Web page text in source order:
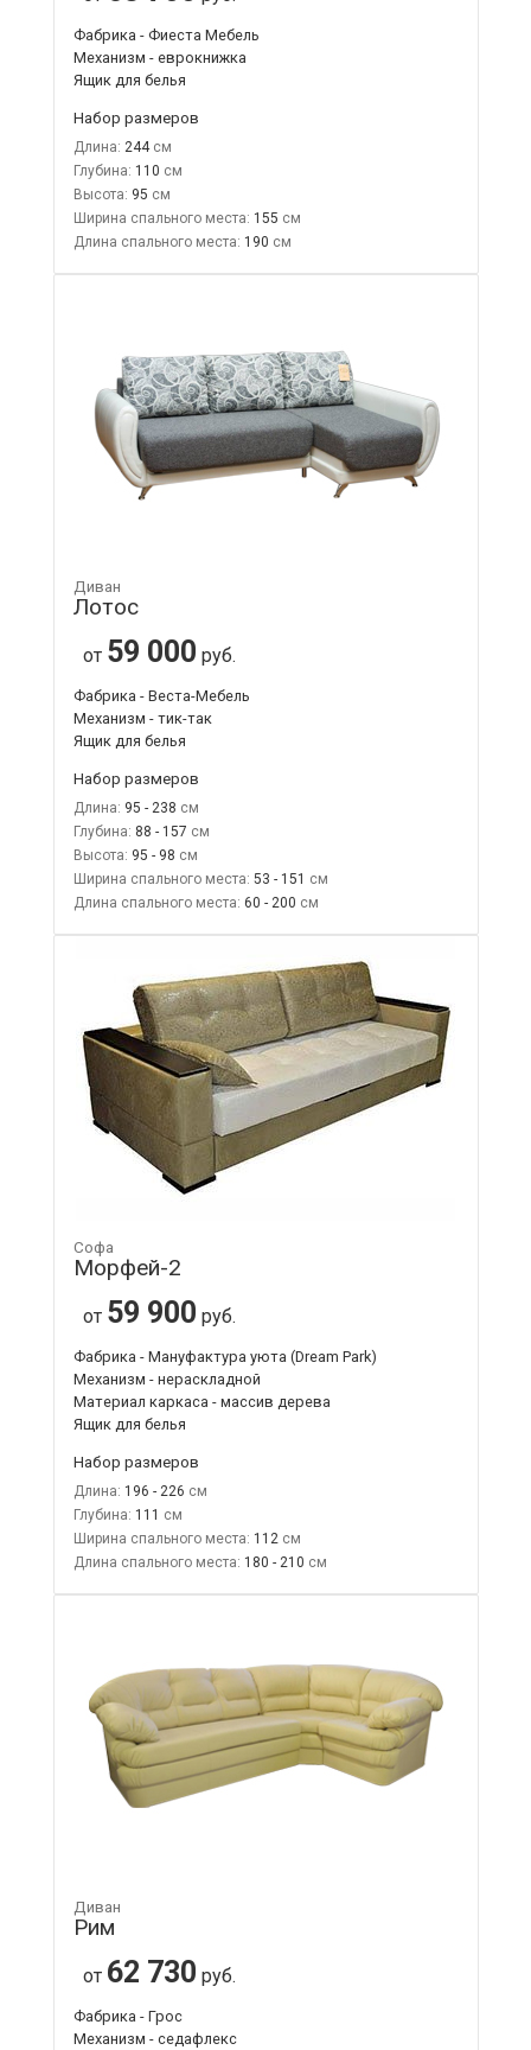
Фабрика - Фиеста Мебель
Механизм - еврокнижка
Ящик для белья
Набор размеров
Длина: 244
Глубина: 110
Высота: 95
Ширина спального места: 155
Длина спального места: 190
Диван
Лотос
от 59 000 руб.
Фабрика - Веста-Мебель
Механизм - тик-так
Ящик для белья
Набор размеров
Длина: 95 - 238
Глубина: 88 - 157
Высота: 95 - 98
Ширина спального места: 53 - 151
Длина спального места: 60 - 200
Софа
Морфей-2
от 59 900 руб.
Фабрика - Мануфактура уюта (Dream Park)
Механизм - нераскладной
Материал каркаса - массив дерева
Ящик для белья
Набор размеров
Длина: 196 - 226
Глубина: 111
Ширина спального места: 112
Длина спального места: 180 - 210
Диван
Рим
от 62 730 руб.
Фабрика - Грос
Механизм - седафлекс